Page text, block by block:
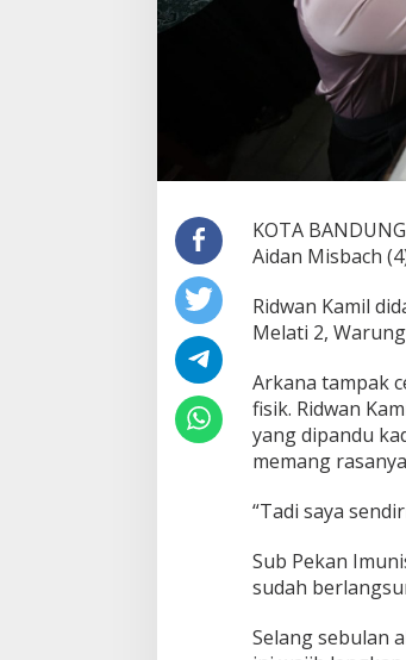
KOTA
Aidan Misbach
Ridwan Kamil
Melati 2,
Arkana tampak
fisik. Ridwan
yang dipandu
memang
“Tadi saya
Sub Pekan
sudah
Selang sebulan